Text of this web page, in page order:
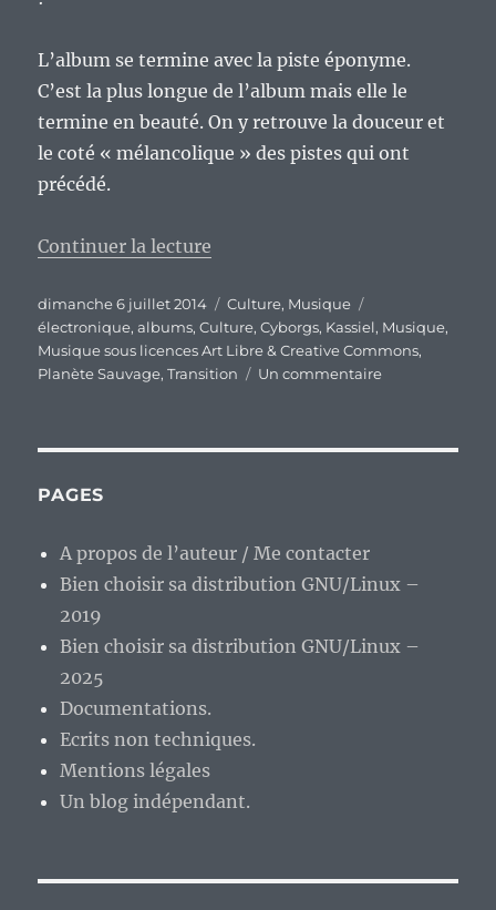
L’album se termine avec la piste éponyme.
C’est la plus longue de l’album mais elle le
termine en beauté. On y retrouve la douceur et
le coté « mélancolique » des pistes qui ont
précédé.
Continuer la lecture
Publié
le
dimanche 6 juillet 2014 Catégories
Culture, Musique
électronique,albums,Culture,Cyborgs, Kassiel, Musique,
Musique sous licences Art Libre & Creative Commons,
Planète Sauvage,Transition Un commentairesur
sorti
PAGES
A propos de l’auteur / Me contacter
Bien choisir sa distribution GNU/Linux –
2019
Bien choisir sa distribution GNU/Linux –
2025
Documentations.
Ecrits non techniques.
Mentions légales
Un blog indépendant.